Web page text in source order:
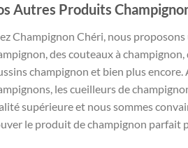
Autres Produits
Champignon Chéri, nous
des couteaux à
champignon et bien plus
les cueilleurs de
supérieure et nous sommes
le produit de champignon parfait